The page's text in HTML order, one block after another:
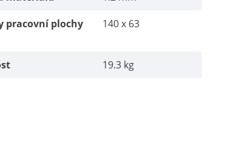
pracovní plochy
140 x 63
19.3 kg